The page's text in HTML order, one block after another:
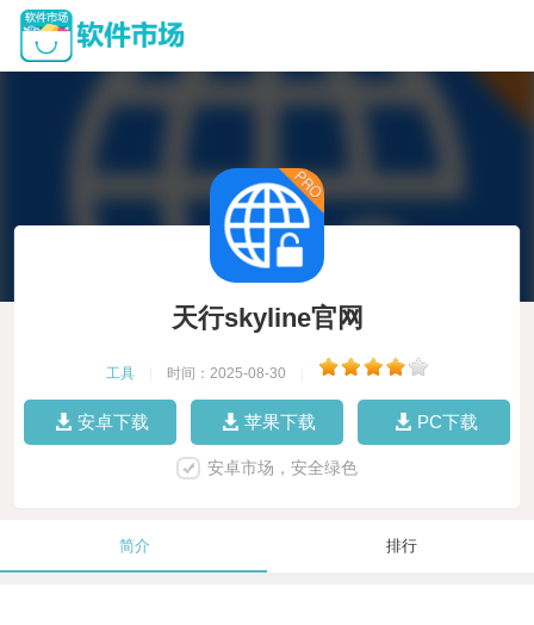
天行skyline官网
工具 时间：2025-08-30
安卓下载 苹果下载 PC下载
安卓市场，安全绿色
简介 排行